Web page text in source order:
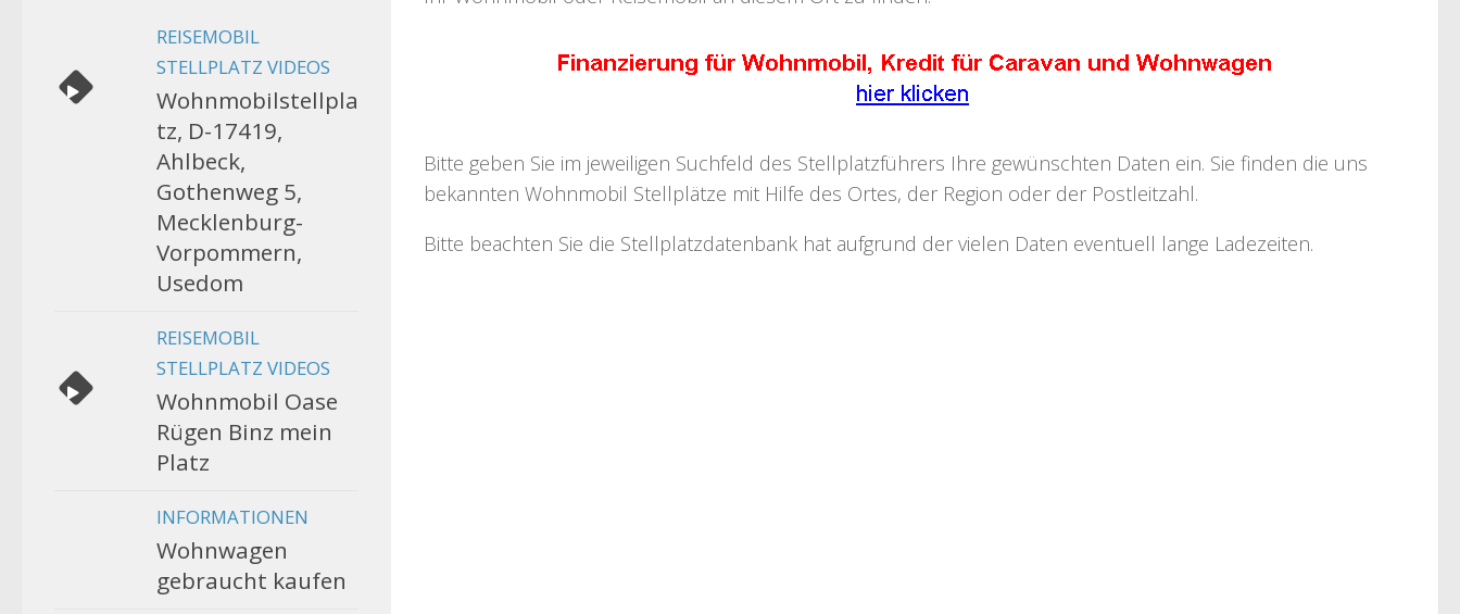
Bitte geben Sie im jeweiligen Suchfeld des Stellplatzführers Ihre gewünschten Daten ein. Sie finden die uns
bekannten Wohnmobil Stellplätze mit Hilfe des Ortes, der Region oder der Postleitzahl.
Bitte beachten Sie die Stellplatzdatenbank hat aufgrund der vielen Daten eventuell lange Ladezeiten.
REISEMOBIL
STELLPLATZ VIDEOS
Wohnmobilstellpla
tz, D-17419,
Ahlbeck,
Gothenweg 5,
Mecklenburg-
Vorpommern,
Usedom
REISEMOBIL
STELLPLATZ VIDEOS
Wohnmobil Oase
Rügen Binz mein
Platz
INFORMATIONEN
Wohnwagen
gebraucht kaufen